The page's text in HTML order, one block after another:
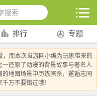
排行 专题
而本次当游网小编为玩家带来的
还原了动漫的背景故事与著名人
地图场景中历练厮杀，邂逅志同
万不要错过哦！